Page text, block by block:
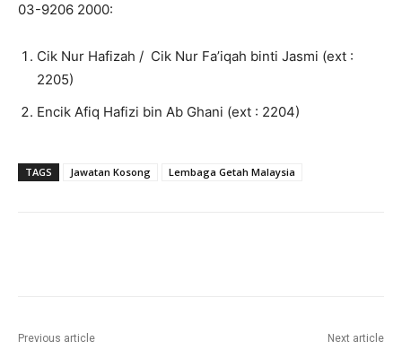
03-9206 2000:
Cik Nur Hafizah / Cik Nur Fa’iqah binti Jasmi (ext :
2205)
Encik Afiq Hafizi bin Ab Ghani (ext : 2204)
TAGS Jawatan Kosong Lembaga Getah Malaysia
Previous article Next article